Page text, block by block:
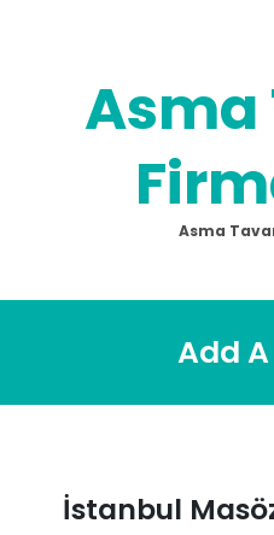
Asma
Asma
Add
İstanbul